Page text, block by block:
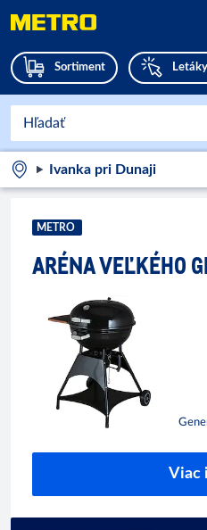
Sortiment
Ivanka pri Dunaji
METRO
ARÉNA VEĽKÉHO
Viac